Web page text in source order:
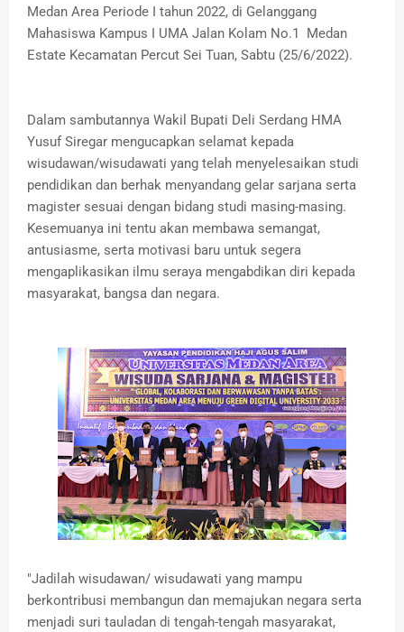
Medan Area Periode I tahun 2022, di Gelanggang
Mahasiswa Kampus I UMA Jalan Kolam No.1 Medan
Estate Kecamatan Percut Sei Tuan, Sabtu (25/6/2022).
Dalam sambutannya Wakil Bupati Deli Serdang HMA
Yusuf Siregar mengucapkan selamat kepada
wisudawan/wisudawati yang telah menyelesaikan studi
pendidikan dan berhak menyandang gelar sarjana serta
magister sesuai dengan bidang studi masing-masing.
Kesemuanya ini tentu akan membawa semangat,
antusiasme, serta motivasi baru untuk segera
mengaplikasikan ilmu seraya mengabdikan diri kepada
masyarakat, bangsa dan negara.
"Jadilah wisudawan/ wisudawati yang mampu
berkontribusi membangun dan memajukan negara serta
menjadi suri tauladan di tengah-tengah masyarakat,